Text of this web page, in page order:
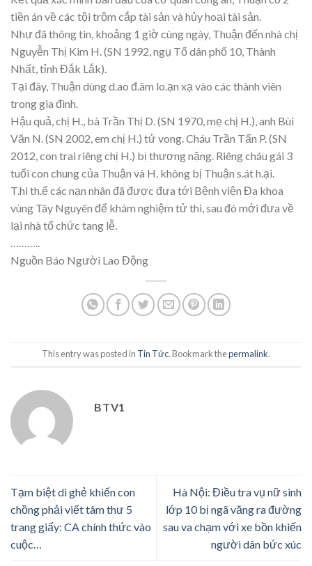
tiền án về các tội trộm cắp tài sản và hủy hoại tài sản.
Như đã thông tin, khoảng 1 giờ cùng ngày, Thuận đến nhà chị
Nguyễn Thị Kim H. (SN 1992, ngụ Tổ dân phố 10, Thành
Nhất, tỉnh Đắk Lắk).
Tại đây, Thuận dùng d.ao đ.âm lo.ạn xạ vào các thành viên
trong gia đình.
Hậu quả, chị H., bà Trần Thị D. (SN 1970, mẹ chị H.), anh Bùi
Văn N. (SN 2002, em chị H.) tử vong. Cháu Trần Tấn P. (SN
2012, con trai riêng chị H.) bị thương nặng. Riêng cháu gái 3
tuổi con chung của Thuận và H. không bị Thuận s.át h.ại.
T.hi th.ể các nạn nhân đã được đưa tới Bệnh viện Đa khoa
vùng Tây Nguyên để khám nghiệm tử thi, sau đó mới đưa về
lại nhà tổ chức tang lễ.
Nguồn Báo Người Lao Động
This entry was posted in Tin Tức. Bookmark thepermalink.
BTV1
Tạm biệt dì ghẻ khiến con
chồng phải viết tâm thư 5
trang giấy: CA chính thức vào
cuộc…
Hà Nội: Điều tra vụ nữ sinh
lớp 10 bị ngã văng ra đường
sau va chạm với xe bồn khiến
người dân bức xúc